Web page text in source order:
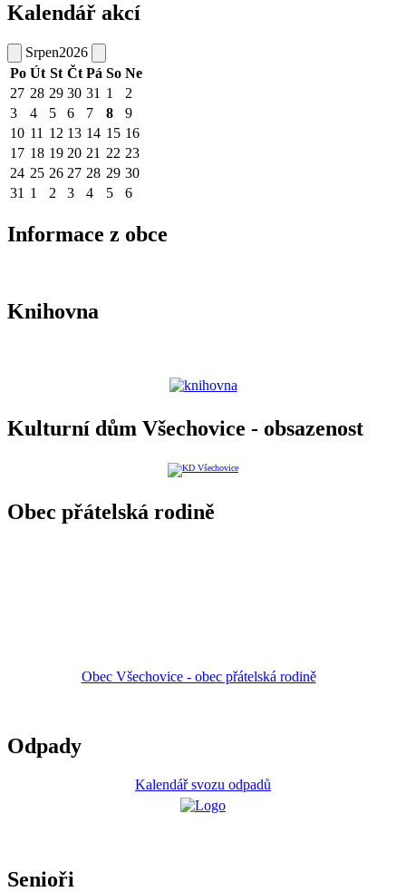
Kalendář akcí
Srpen2026
Po Út St Čt Pá So Ne
27 28 29 30 31 1
2
3
4 5 6 7 8
9
10 11 12 13 14 15 16
17 18 19 20 21 22 23
24 25 26 27 28 29 30
31 1 2 3 4 5 6
Informace z obce
Knihovna
Kulturní dům Všechovice - obsazenost
Obec přátelská rodině
Obec Všechovice - obec přátelská rodině
Odpady
Kalendář svozu odpadů
Senioři